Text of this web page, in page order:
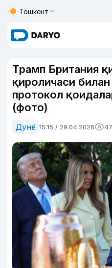
Тошкент
Трамп Британия
қироличаси
протокол
(фото)
Дунё 15:15 / 29.04.2026